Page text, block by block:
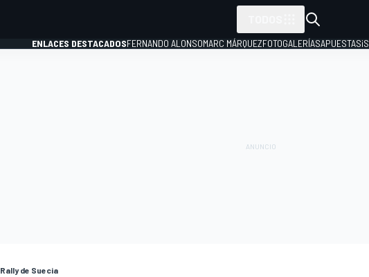
ENLACES DESTACADOSFERNANDO ALONSOMARC MÁRQUEZFOTOGALERÍASAPUESTAS
Rally de Suecia